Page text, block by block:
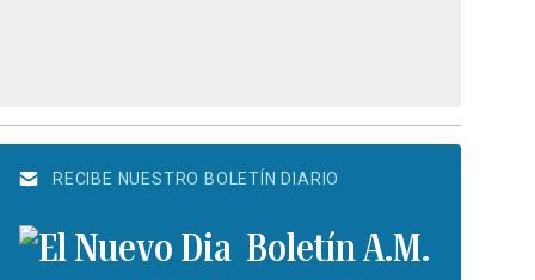
RECIBE NUESTRO BOLETÍN DIARIO
Boletín A.M.